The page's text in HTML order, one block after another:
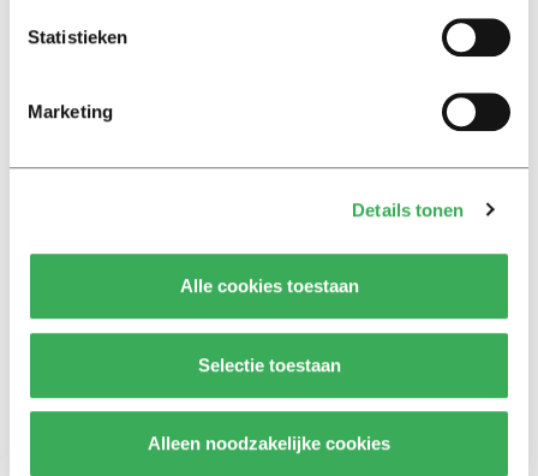
Statistieken
Marketing
Details tonen
Alle cookies toestaan
Selectie toestaan
Alleen noodzakelijke cookies
Hunger Game: ‘Ik schrok, we
kregen er een paar miljoen
Ritalin, koffie en
slaapmiddelen: zo komen
studenten de tentamenperiode
door
Column
zodat studenten zich breder
kunnen ontwikkelen